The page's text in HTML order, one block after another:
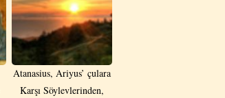
Atanasius, Ariyus’ çulara
Karşı Söylevlerinden,